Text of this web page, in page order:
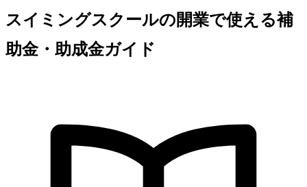
スイミングスクールの開業で使える補
助金・助成金ガイド